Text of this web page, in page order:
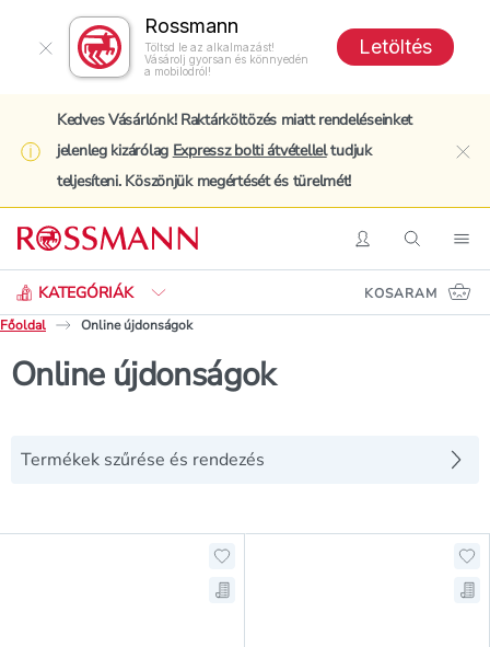
Rossmann
Töltsd le az alkalmazást!
Vásárolj gyorsan és könnyedén
a mobilodról!
Letöltés
Kedves Vásárlónk! Raktárköltözés miatt rendeléseinket
jelenleg kizárólag Expressz bolti átvételleltudjuk
teljesíteni. Köszönjük megértését és türelmét!
BelépésKeresés
KATEGÓRIÁK
Keresés
KOSARAM
Főoldal
Online újdonságok
Online újdonságok
Termékek szűrése és rendezés
Hozzáadás a kedvencekhez,
Mentés a bevásárló listára,